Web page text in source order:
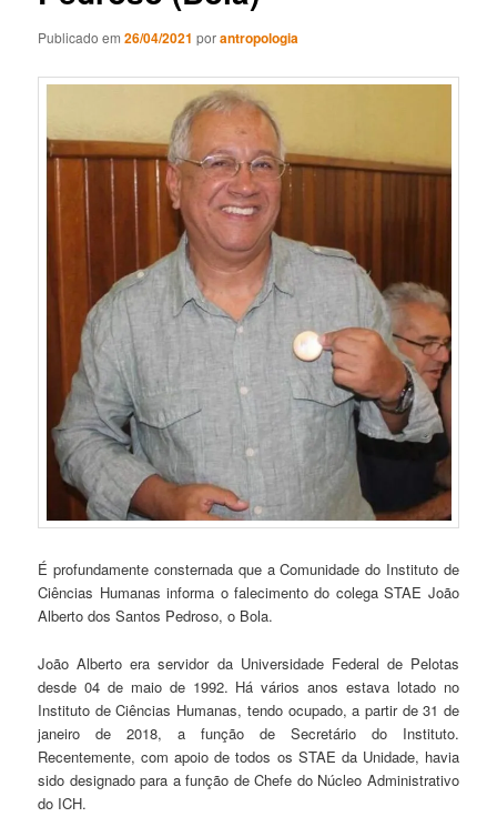
Publicado em26/04/2021 porantropologia
É profundamente consternada que a Comunidade do Instituto de
Ciências Humanas informa o falecimento do colega STAE João
Alberto dos Santos Pedroso, o Bola.
João Alberto era servidor da Universidade Federal de Pelotas
desde 04 de maio de 1992. Há vários anos estava lotado no
Instituto de Ciências Humanas, tendo ocupado, a partir de 31 de
janeiro de 2018, a função de Secretário do Instituto.
Recentemente, com apoio de todos os STAE da Unidade, havia
sido designado para a função de Chefe do Núcleo Administrativo
do ICH.